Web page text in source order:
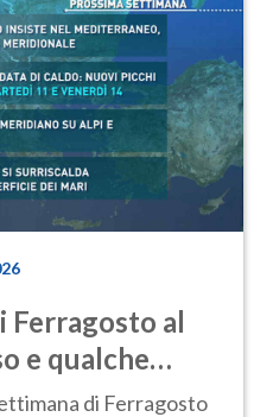
Ferragosto al
e qualche
di Ferragosto